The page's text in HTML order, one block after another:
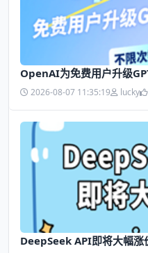
OpenAI为免费用户升级
2026-08-07 11:35:19 lucky
DeepSeek API即将大幅涨